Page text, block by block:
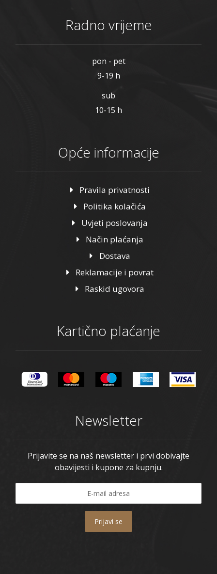
Radno vrijeme
pon - pet
9-19 h
sub
10-15 h
Opće informacije
Pravila privatnosti
Politika kolačića
Uvjeti poslovanja
Način plaćanja
Dostava
Reklamacije i povrat
Raskid ugovora
Kartično plaćanje
Newsletter
Prijavite se na naš newsletter i prvi dobivajte
obavijesti i kupone za kupnju.
Prijavi se